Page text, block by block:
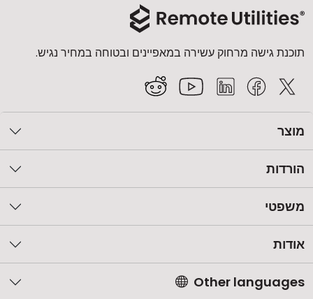
תוכנת גישה מרחוק עשירה במאפיינים ובטוחה במחיר נגיש.
מוצר
הורדות
משפטי
אודות
Other languages